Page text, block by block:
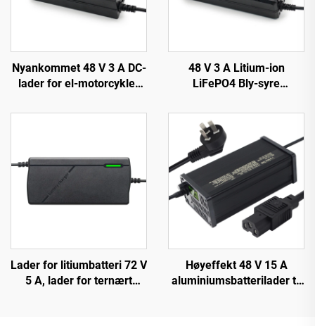
Nyankommet 48 V 3 A DC-
lader for el-motorcykler
sykkel 54,6 V 58,4 V
48 V 3 A Litium-ion
LiFePO4 Bly-syre
A 54,6 V 58,8 V med 150 W
DC-utgangsport Lifepo4-
batterilader
Lader for litiumbatteri 72 V
5 A, lader for ternært
Høyeffekt 48 V 15 A
aluminiumsbatterilader til